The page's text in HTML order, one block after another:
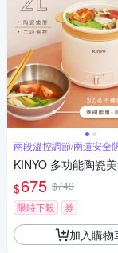
兩段溫控調節/兩道安全
KINYO 多功能陶瓷
$675 $749
限時下殺
券
加入購物